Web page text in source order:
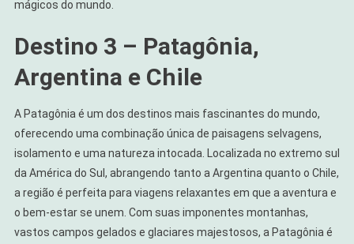
mágicos do mundo.
Destino 3 – Patagônia,
Argentina e Chile
A Patagônia é um dos destinos mais fascinantes do mundo,
oferecendo uma combinação única de paisagens selvagens,
isolamento e uma natureza intocada. Localizada no extremo sul
da América do Sul, abrangendo tanto a Argentina quanto o Chile,
a região é perfeita para viagens relaxantes em que a aventura e
o bem-estar se unem. Com suas imponentes montanhas,
vastos campos gelados e glaciares majestosos, a Patagônia é